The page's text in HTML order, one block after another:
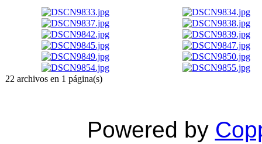
22 archivos en 1 página(s)
Powered by